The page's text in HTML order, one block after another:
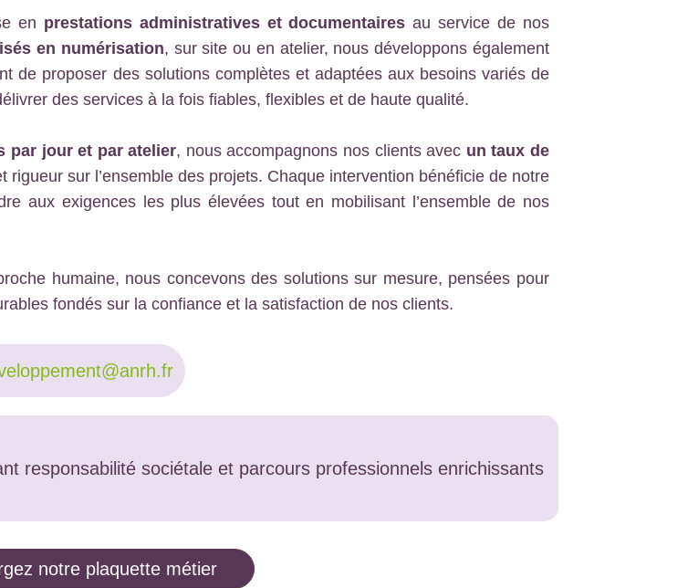
en prestations administratives et documentaires au service de nos
en numérisation, sur site ou en atelier, nous développons également
de proposer des solutions complètes et adaptées aux besoins variés de
des services à la fois fiables, flexibles et de haute qualité.
par jour et par atelier, nous accompagnons nos clients avec un taux de
rigueur sur l’ensemble des projets. Chaque intervention bénéficie de notre
aux exigences les plus élevées tout en mobilisant l’ensemble de nos
humaine, nous concevons des solutions sur mesure, pensées pour
fondés sur la confiance et la satisfaction de nos clients.
responsabilité sociétale et parcours professionnels enrichissants
notre plaquette métier